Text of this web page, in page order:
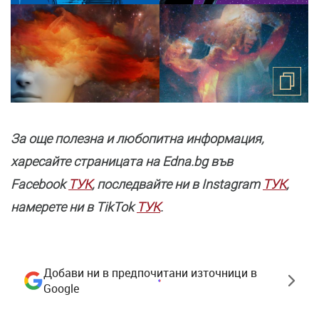
За още полезнa и любопитна информация,
харесайте страницата нa Edna.bg във
FacebookТУК, последвайте ни в Instagram ТУК,
намерете ни в TikTokТУК.
Добави ни в предпочитани източници в
Google